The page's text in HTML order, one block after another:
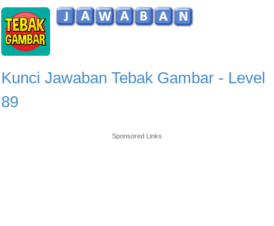
Kunci Jawaban Tebak Gambar - Level
89
Sponsored Links